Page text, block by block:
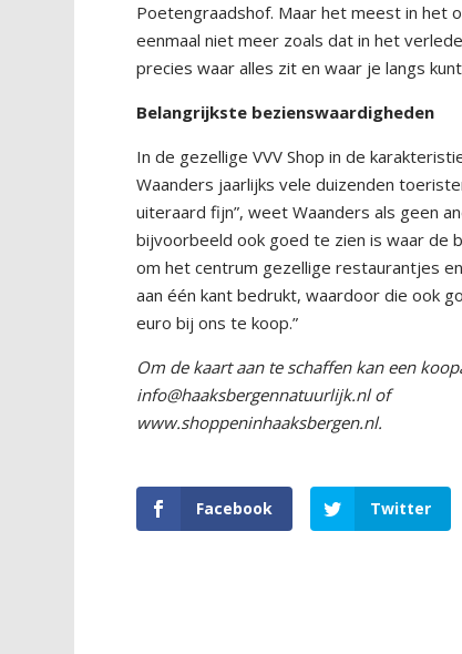
Poetengraadshof. Maar het meest in het
eenmaal niet meer zoals dat in het
precies waar alles zit en waar je langs
Belangrijkste bezienswaardigheden
In de gezellige VVV Shop in de
Waanders jaarlijks vele duizenden
uiteraard fijn”, weet Waanders als geen
bijvoorbeeld ook goed te zien is waar de
om het centrum gezellige restaurantjes
aan één kant bedrukt, waardoor die ook
euro bij ons te koop.”
Om de kaart aan te schaffen kan een
info@haaksbergennatuurlijk.nl of
www.shoppeninhaaksbergen.nl.
Facebook Twitter